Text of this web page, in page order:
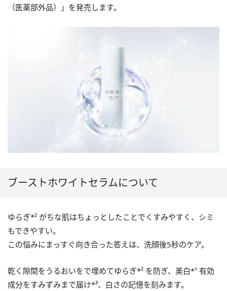
（医薬部外品）」を発売します。
ブーストホワイトセラムについて
ゆらぎ*² がちな肌はちょっとしたことでくすみやすく、シミ
もできやすい。
この悩みにまっすぐ向き合った答えは、洗顔後5秒のケア。
乾く隙間をうるおいをで埋めてゆらぎ*² を防ぎ、美白*¹ 有効
成分をすみずみまで届け*³、白さの記憶を刻みます。